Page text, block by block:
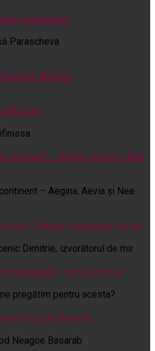
Parascheva
liturgice
– Aegina, Aevia și Nea
Dimitrie, izvorâtorul de mir
pregătim pentru acesta?
Neagoe Basarab